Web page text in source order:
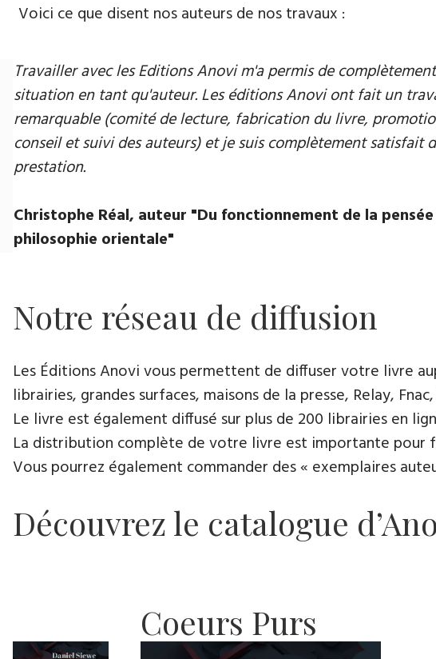
Voici ce que disent nos auteurs de nos travaux :
Travailler avec les Editions Anovi m'a permis de
situation en tant qu'auteur. Les éditions Anovi ont fait un
remarquable (comité de lecture, fabrication du livre,
conseil et suivi des auteurs) et je suis complètement satisfait
prestation.
Christophe Réal, auteur ​"Du fonctionnement de la
philosophie orientale"
Notre réseau de diffusion
Les Éditions Anovi vous permettent de diffuser votre livre
librairies, grandes surfaces, maisons de la presse, Relay,
Le livre est également diffusé sur plus de 200 librairies en
La distribution complète de votre livre est importante pour
Vous pourrez également commander des « exemplaires
Découvrez le catalogue
Coeurs Purs